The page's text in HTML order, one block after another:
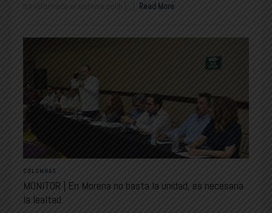
transformado el sistema políti [...]
Read More
COLUMNAS
MONITOR | En Morena no basta la unidad, es necesaria
la lealtad